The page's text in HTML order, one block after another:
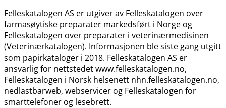
Felleskatalogen AS er utgiver av Felleskatalogen over
farmasøytiske preparater markedsført i Norge og
Felleskatalogen over preparater i veterinærmedisinen
(Veterinærkatalogen). Informasjonen ble siste gang utgitt
som papirkataloger i 2018. Felleskatalogen AS er
ansvarlig for nettstedet www.felleskatalogen.no,
Felleskatalogen i Norsk helsenett nhn.felleskatalogen.no,
nedlastbarweb, webservicer og Felleskatalogen for
smarttelefoner og lesebrett.